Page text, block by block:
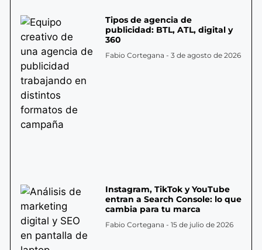
Tipos de agencia de
publicidad: BTL, ATL, digital y
360
Fabio Cortegana 3 de agosto de 2026
Instagram, TikTok y YouTube
entran a Search Console: lo que
cambia para tu marca
Fabio Cortegana 15 de julio de 2026